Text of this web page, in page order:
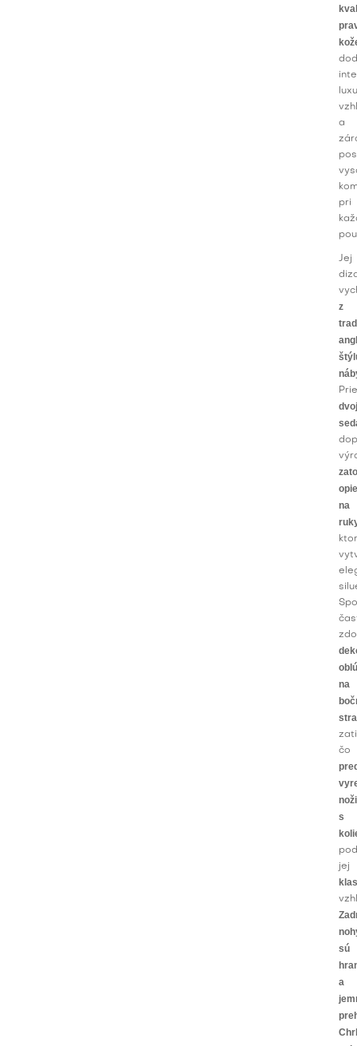
a
pri
Jej
z
na
na
čo
s
jej
sú
a